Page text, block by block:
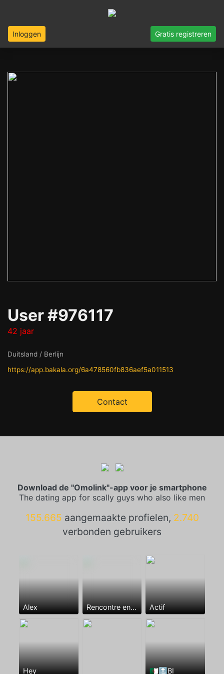
Inloggen Gratis registreren
User #976117
42 jaar
Duitsland / Berlijn
https://app.bakala.org/6a478560fb836aef5a011513
Contact
Download de "Omolink"-app voor je smartphone
The dating app for scally guys who also like men
155.665 aangemaakte profielen, 2.740
verbonden gebruikers
Alex Rencontre entre mecs Actif
Hey 🇩🇿🔝BI